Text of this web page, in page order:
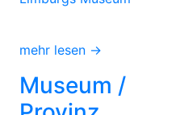
mehr lesen →
Museum /